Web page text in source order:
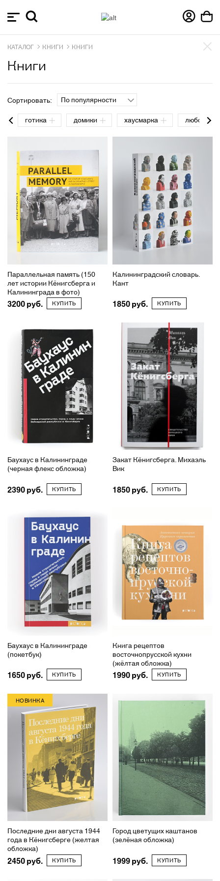
КАТАЛОГ КНИГИ КНИГИ
Книги
Сортировать: По популярности
готика домики хаусмарка любовь
Параллельная память (150
лет истории Кёнигсберга и
Калининграда в фото)
3200 КУПИТЬ
Калининградский словарь.
Кант
1850 КУПИТЬ
Баухаус в Калининграде
(черная флекс обложка)
2390 КУПИТЬ
Закат Кёнигсберга. Михаэль
Вик
1850 КУПИТЬ
Баухаус в Калининграде
(покетбук)
1650 КУПИТЬ
Книга рецептов
восточнопрусской кухни
(жёлтая обложка)
1990 КУПИТЬ
НОВИНКА
Последние дни августа 1944
года в Кёнигсберге (желтая
обложка)
2450 КУПИТЬ
Город цветущих каштанов
(зелёная обложка)
1999 КУПИТЬ